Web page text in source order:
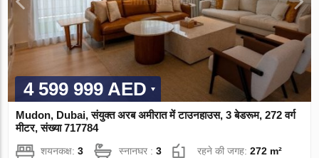
4 599 999 AED
Mudon, Dubai, संयुक्त अरब अमीरात में टाउनहाउस, 3 बेडरूम, 272 वर्ग
मीटर, संख्या 717784
शयनकक्ष:3 स्नानघर :3 रहने की जगह:272 m²